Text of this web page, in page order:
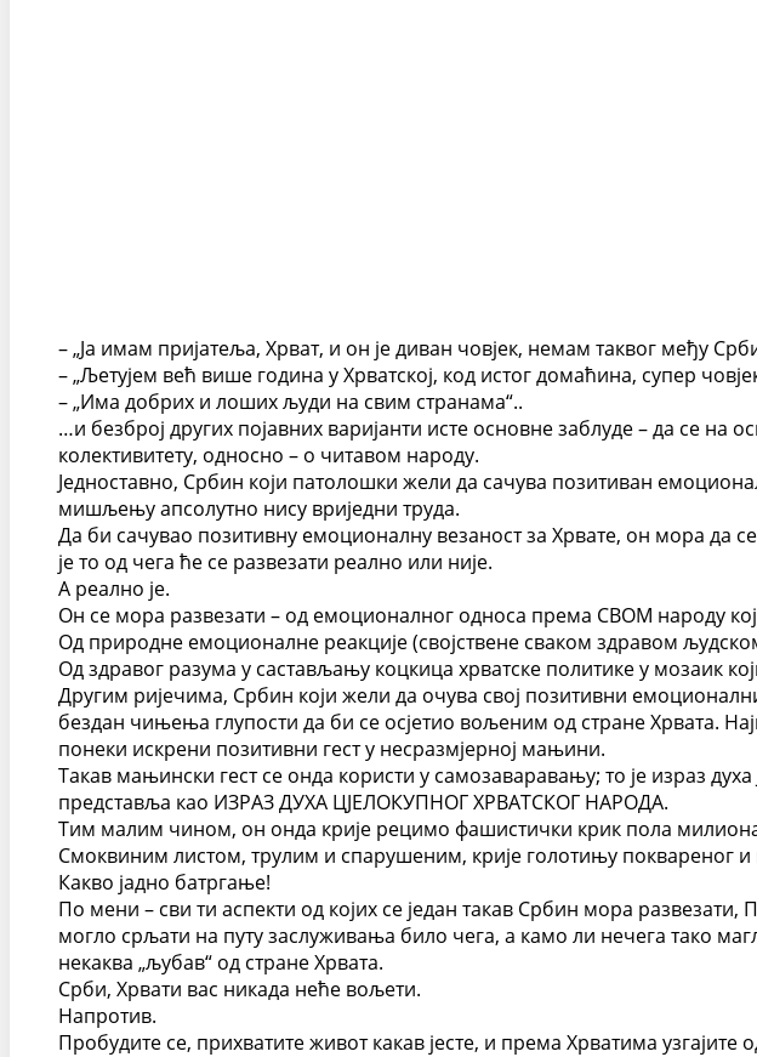
– „Ја имам пријатеља, Хрват, и он је диван човјек, немам таквог међу
– „Љетујем већ више година у Хрватској, код истог домаћина, супер
– „Има добрих и лоших људи на свим странама“..
…и безброј других појавних варијанти исте основне заблуде – да се на
колективитету, односно – о читавом народу.
Једноставно, Србин који патолошки жели да сачува позитиван
мишљењу апсолутно нису вриједни труда.
Да би сачувао позитивну емоционалну везаност за Хрвате, он мора да
је то од чега ће се развезати реално или није.
А реално је.
Он се мора развезати – од емоционалног односа према СВОМ народу
Од природне емоционалне реакције (својствене сваком здравом
Од здравог разума у састављању коцкица хрватске политике у мозаик
Другим ријечима, Србин који жели да очува свој позитивни
бездан чињења глупости да би се осјетио вољеним од стране Хрвата.
понеки искрени позитивни гест у несразмјерној мањини.
Такав мањински гест се онда користи у самозаваравању; то је израз
представља као ИЗРАЗ ДУХА ЦЈЕЛОКУПНОГ ХРВАТСКОГ НАРОДА.
Тим малим чином, он онда крије рецимо фашистички крик пола
Смоквиним листом, трулим и спарушеним, крије голотињу поквареног и
Какво јадно батргање!
По мени – сви ти аспекти од којих се један такав Србин мора
могло срљати на путу заслуживања било чега, а камо ли нечега тако
некаква „љубав“ од стране Хрвата.
Срби, Хрвати вас никада неће вољети.
Напротив.
Пробудите се, прихватите живот какав јесте, и према Хрватима узгајите